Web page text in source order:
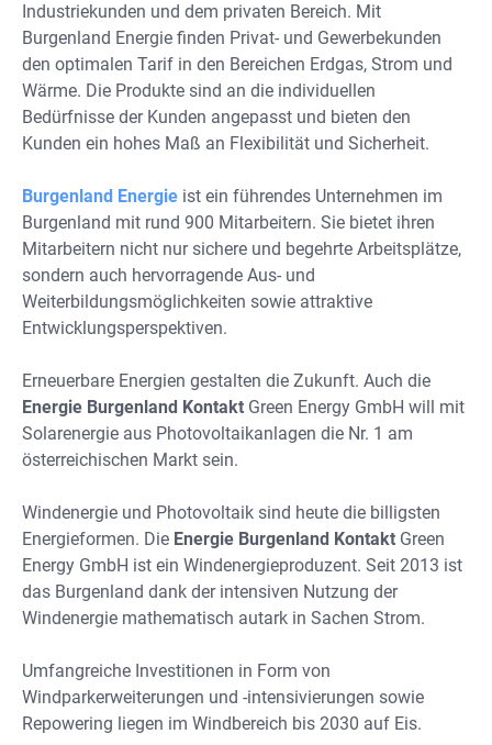
Industriekunden und dem privaten Bereich. Mit
Burgenland Energie finden Privat- und Gewerbekunden
den optimalen Tarif in den Bereichen Erdgas, Strom und
Wärme. Die Produkte sind an die individuellen
Bedürfnisse der Kunden angepasst und bieten den
Kunden ein hohes Maß an Flexibilität und Sicherheit.
Burgenland Energie ist ein führendes Unternehmen im
Burgenland mit rund 900 Mitarbeitern. Sie bietet ihren
Mitarbeitern nicht nur sichere und begehrte Arbeitsplätze,
sondern auch hervorragende Aus- und
Weiterbildungsmöglichkeiten sowie attraktive
Entwicklungsperspektiven.
Erneuerbare Energien gestalten die Zukunft. Auch die
Energie Burgenland Kontakt Green Energy GmbH will mit
Solarenergie aus Photovoltaikanlagen die Nr. 1 am
österreichischen Markt sein.
Windenergie und Photovoltaik sind heute die billigsten
Energieformen. Die Energie Burgenland Kontakt Green
Energy GmbH ist ein Windenergieproduzent. Seit 2013 ist
das Burgenland dank der intensiven Nutzung der
Windenergie mathematisch autark in Sachen Strom.
Umfangreiche Investitionen in Form von
Windparkerweiterungen und -intensivierungen sowie
Repowering liegen im Windbereich bis 2030 auf Eis.